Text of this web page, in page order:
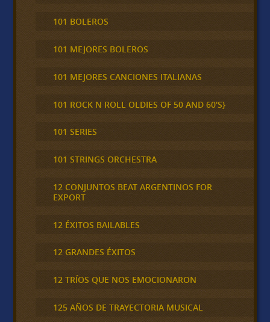
101 BOLEROS
101 MEJORES BOLEROS
101 MEJORES CANCIONES ITALIANAS
101 ROCK N ROLL OLDIES OF 50 AND 60'S}
101 SERIES
101 STRINGS ORCHESTRA
12 CONJUNTOS BEAT ARGENTINOS FOR
EXPORT
12 ÉXITOS BAILABLES
12 GRANDES ÉXITOS
12 TRÍOS QUE NOS EMOCIONARON
125 AÑOS DE TRAYECTORIA MUSICAL